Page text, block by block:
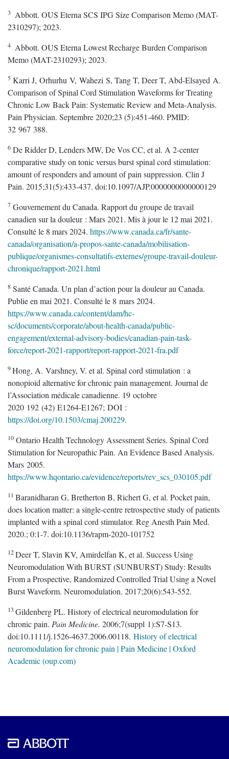
3
Abbott. OUS Eterna SCS IPG Size Comparison Memo (MAT-
2310297); 2023.
4 Abbott. OUS Eterna Lowest Recharge Burden Comparison
Memo (MAT-2310293); 2023.
5 Karri J, Orhurhu V, Wahezi S, Tang T, Deer T, Abd-Elsayed A.
Comparison of Spinal Cord Stimulation Waveforms for Treating
Chronic Low Back Pain: Systematic Review and Meta-Analysis.
Pain Physician. Septembre 2020;23 (5):451‑460. PMID:
32 967 388.
6 De Ridder D, Lenders MW, De Vos CC, et al. A 2-center
comparative study on tonic versus burst spinal cord stimulation:
amount of responders and amount of pain suppression. Clin J
Pain. 2015;31(5):433-437. doi:10.1097/AJP.0000000000000129
7 Gouvernement du Canada. Rapport du groupe de travail
canadien sur la douleur : Mars 2021. Mis à jour le 12 mai 2021.
Consulté le 8 mars 2024. https://www.canada.ca/fr/sante-
canada/organisation/a-propos-sante-canada/mobilisation-
publique/organismes-consultatifs-externes/groupe-travail-douleur-
chronique/rapport-2021.html
8 Santé Canada. Un plan d’action pour la douleur au Canada.
Publie en mai 2021. Consulté le 8 mars 2024.
https://www.canada.ca/content/dam/hc-
sc/documents/corporate/about-health-canada/public-
engagement/external-advisory-bodies/canadian-pain-task-
force/report-2021-rapport/report-rapport-2021-fra.pdf
9Hong, A. Varshney, V. et al. Spinal cord stimulation : a
nonopioid alternative for chronic pain management. Journal de
l’Association médicale canadienne. 19 octobre
2020 192 (42) E1264-E1267; DOI :
https://doi.org/10.1503/cmaj.200229.
10 Ontario Health Technology Assessment Series. Spinal Cord
Stimulation for Neuropathic Pain. An Evidence Based Analysis.
Mars 2005.
https://www.hqontario.ca/evidence/reports/rev_scs_030105.pdf
11 Baranidharan G, Bretherton B, Richert G, et al. Pocket pain,
does location matter: a single-centre retrospective study of patients
implanted with a spinal cord stimulator. Reg Anesth Pain Med.
2020.; 0:1-7. doi:10.1136/rapm-2020-101752
12Deer T, Slavin KV, Amirdelfan K, et al. Success Using
Neuromodulation With BURST (SUNBURST) Study: Results
From a Prospective, Randomized Controlled Trial Using a Novel
Burst Waveform. Neuromodulation. 2017;20(6):543‑552.
13 Gildenberg PL. History of electrical neuromodulation for
chronic pain. Pain Medicine. 2006;7(suppl 1):S7-S13.
doi:10.1111/j.1526-4637.2006.00118. History of electrical
neuromodulation for chronic pain | Pain Medicine | Oxford
Academic (oup.com)